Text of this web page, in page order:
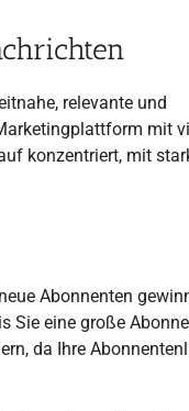
relevante und
mit
konzentriert, mit
Abonnenten
Sie eine große
da Ihre